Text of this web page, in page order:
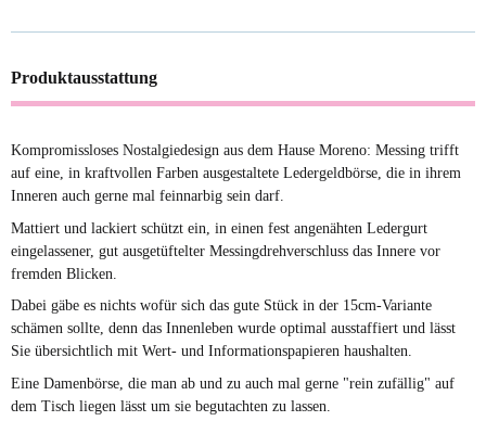
Produktausstattung
Kompromissloses Nostalgiedesign aus dem Hause Moreno: Messing trifft
auf eine, in kraftvollen Farben ausgestaltete Ledergeldbörse, die in ihrem
Inneren auch gerne mal feinnarbig sein darf.
Mattiert und lackiert schützt ein, in einen fest angenähten Ledergurt
eingelassener, gut ausgetüftelter Messingdrehverschluss das Innere vor
fremden Blicken.
Dabei gäbe es nichts wofür sich das gute Stück in der 15cm-Variante
schämen sollte, denn das Innenleben wurde optimal ausstaffiert und lässt
Sie übersichtlich mit Wert- und Informationspapieren haushalten.
Eine Damenbörse, die man ab und zu auch mal gerne "rein zufällig" auf
dem Tisch liegen lässt um sie begutachten zu lassen.